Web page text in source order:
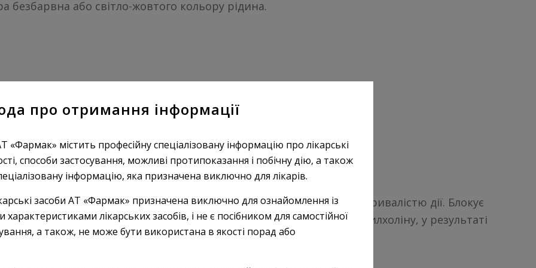
безбарвна або світло-жовтого кольору рідина.
дії. Інші сполуки четвертинного амонію. Код АТХ M03A C04.
дії недеполяризуючого конкурентного типу зі середньою тривалістю дії. Блокує
м’язових волокон і перешкоджає деполяризуючій дії ацетилхоліну, у результаті
передачі на рівні постсинаптичної мембрани.
про отримання інформації
«Фармак» містить професійну спеціалізовану інформацію про лікарські
способи застосування, можливі протипоказання і побічну дію, а також
інформацію, яка призначена виключно для лікарів.
засоби АТ «Фармак» призначена виключно для ознайомлення із
лікарських засобів, і не є посібником для самостійної
а також, не може бути використана в якості порад або